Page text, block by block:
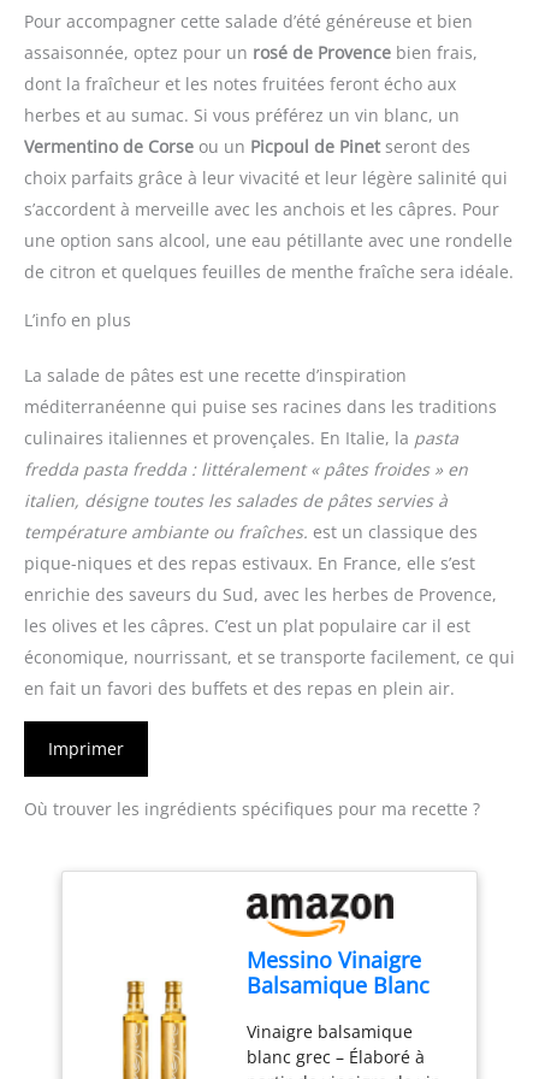
Pour accompagner cette salade d’été généreuse et bien
assaisonnée, optez pour un rosé de Provence bien frais,
dont la fraîcheur et les notes fruitées feront écho aux
herbes et au sumac. Si vous préférez un vin blanc, un
Vermentino de Corse ou un Picpoul de Pinet seront des
choix parfaits grâce à leur vivacité et leur légère salinité qui
s’accordent à merveille avec les anchois et les câpres. Pour
une option sans alcool, une eau pétillante avec une rondelle
de citron et quelques feuilles de menthe fraîche sera idéale.
L’info en plus
La salade de pâtes est une recette d’inspiration
méditerranéenne qui puise ses racines dans les traditions
culinaires italiennes et provençales. En Italie, la pasta
fredda pasta fredda : littéralement « pâtes froides » en
italien, désigne toutes les salades de pâtes servies à
température ambiante ou fraîches. est un classique des
pique-niques et des repas estivaux. En France, elle s’est
enrichie des saveurs du Sud, avec les herbes de Provence,
les olives et les câpres. C’est un plat populaire car il est
économique, nourrissant, et se transporte facilement, ce qui
en fait un favori des buffets et des repas en plein air.
Imprimer
Où trouver les ingrédients spécifiques pour ma recette ?
Messino Vinaigre
Balsamique Blanc
Grèce
Vinaigre balsamique
blanc grec – Élaboré à